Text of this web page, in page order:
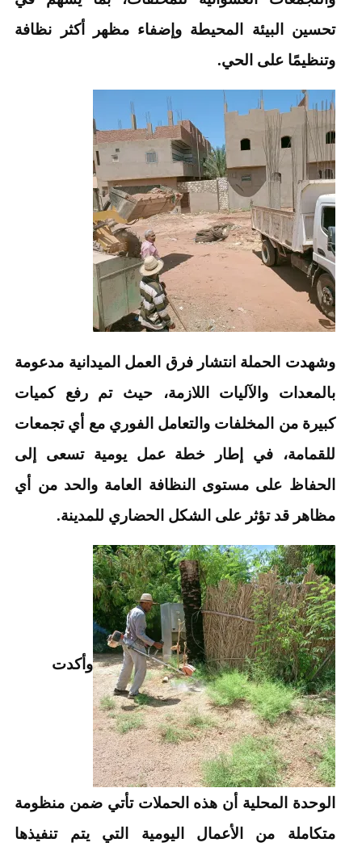
تحسين البيئة المحيطة وإضفاء مظهر أكثر نظافة
وتنظيمًا على الحي.
وشهدت الحملة انتشار فرق العمل الميدانية مدعومة
بالمعدات والآليات اللازمة، حيث تم رفع كميات
كبيرة من المخلفات والتعامل الفوري مع أي تجمعات
للقمامة، في إطار خطة عمل يومية تسعى إلى
الحفاظ على مستوى النظافة العامة والحد من أي
مظاهر قد تؤثر على الشكل الحضاري للمدينة.
وأكدت
الوحدة المحلية أن هذه الحملات تأتي ضمن منظومة
متكاملة من الأعمال اليومية التي يتم تنفيذها